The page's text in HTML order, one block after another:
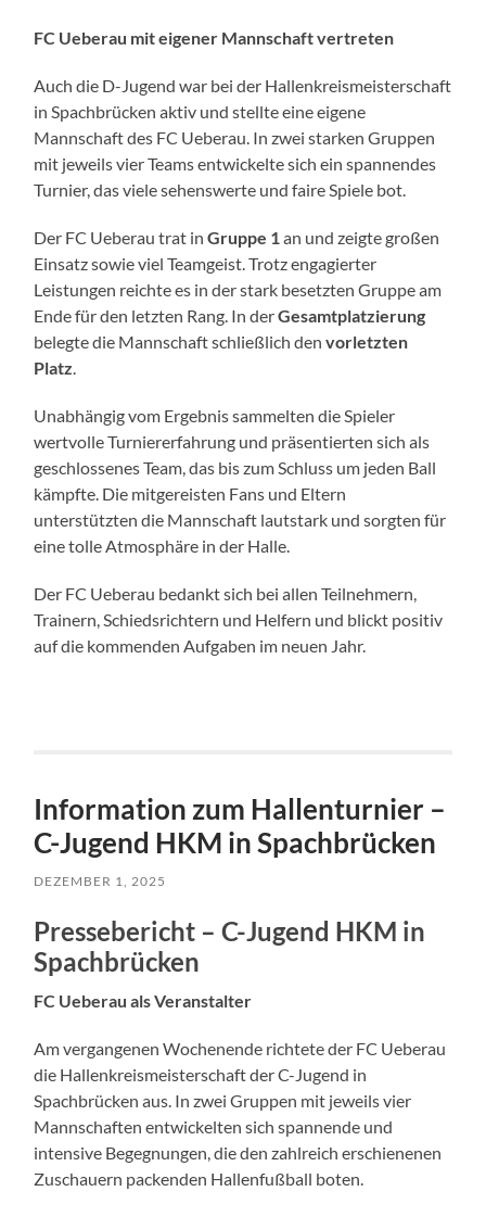
FC Ueberau mit eigener Mannschaft vertreten
Auch die D-Jugend war bei der Hallenkreismeisterschaft
in Spachbrücken aktiv und stellte eine eigene
Mannschaft des FC Ueberau. In zwei starken Gruppen
mit jeweils vier Teams entwickelte sich ein spannendes
Turnier, das viele sehenswerte und faire Spiele bot.
Der FC Ueberau trat inGruppe 1 an und zeigte großen
Einsatz sowie viel Teamgeist. Trotz engagierter
Leistungen reichte es in der stark besetzten Gruppe am
Ende für den letzten Rang. In derGesamtplatzierung
belegte die Mannschaft schließlich denvorletzten
Platz
Unabhängig vom Ergebnis sammelten die Spieler
wertvolle Turniererfahrung und präsentierten sich als
geschlossenes Team, das bis zum Schluss um jeden Ball
kämpfte. Die mitgereisten Fans und Eltern
unterstützten die Mannschaft lautstark und sorgten für
eine tolle Atmosphäre in der Halle.
Der FC Ueberau bedankt sich bei allen Teilnehmern,
Trainern, Schiedsrichtern und Helfern und blickt positiv
auf die kommenden Aufgaben im neuen Jahr.
Information zum Hallenturnier –
C-Jugend HKM in Spachbrücken
DEZEMBER 1, 2025
Pressebericht – C-Jugend HKM in
Spachbrücken
FC Ueberau als Veranstalter
Am vergangenen Wochenende richtete der FC Ueberau
die Hallenkreismeisterschaft der C-Jugend in
Spachbrücken aus. In zwei Gruppen mit jeweils vier
Mannschaften entwickelten sich spannende und
intensive Begegnungen, die den zahlreich erschienenen
Zuschauern packenden Hallenfußball boten.